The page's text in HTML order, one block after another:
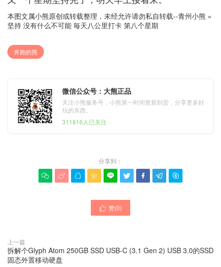
本图文属小熊原创或转载整理，未经允许请勿私自转载--青州小熊 »
坚持 没有什么不可能 毎天八公里打卡 第八个星期
奔跑的熊
微信公众号：大熊正品
关注小熊服务号，小熊第一时间更新到货，分享更多好
玩的东西。
311816人已关注
分享到：
        
 赞(0)
上一篇
拆解个Glyph Atom 250GB SSD USB-C (3.1 Gen 2) USB 3.0的SSD
固态外置移动硬盘